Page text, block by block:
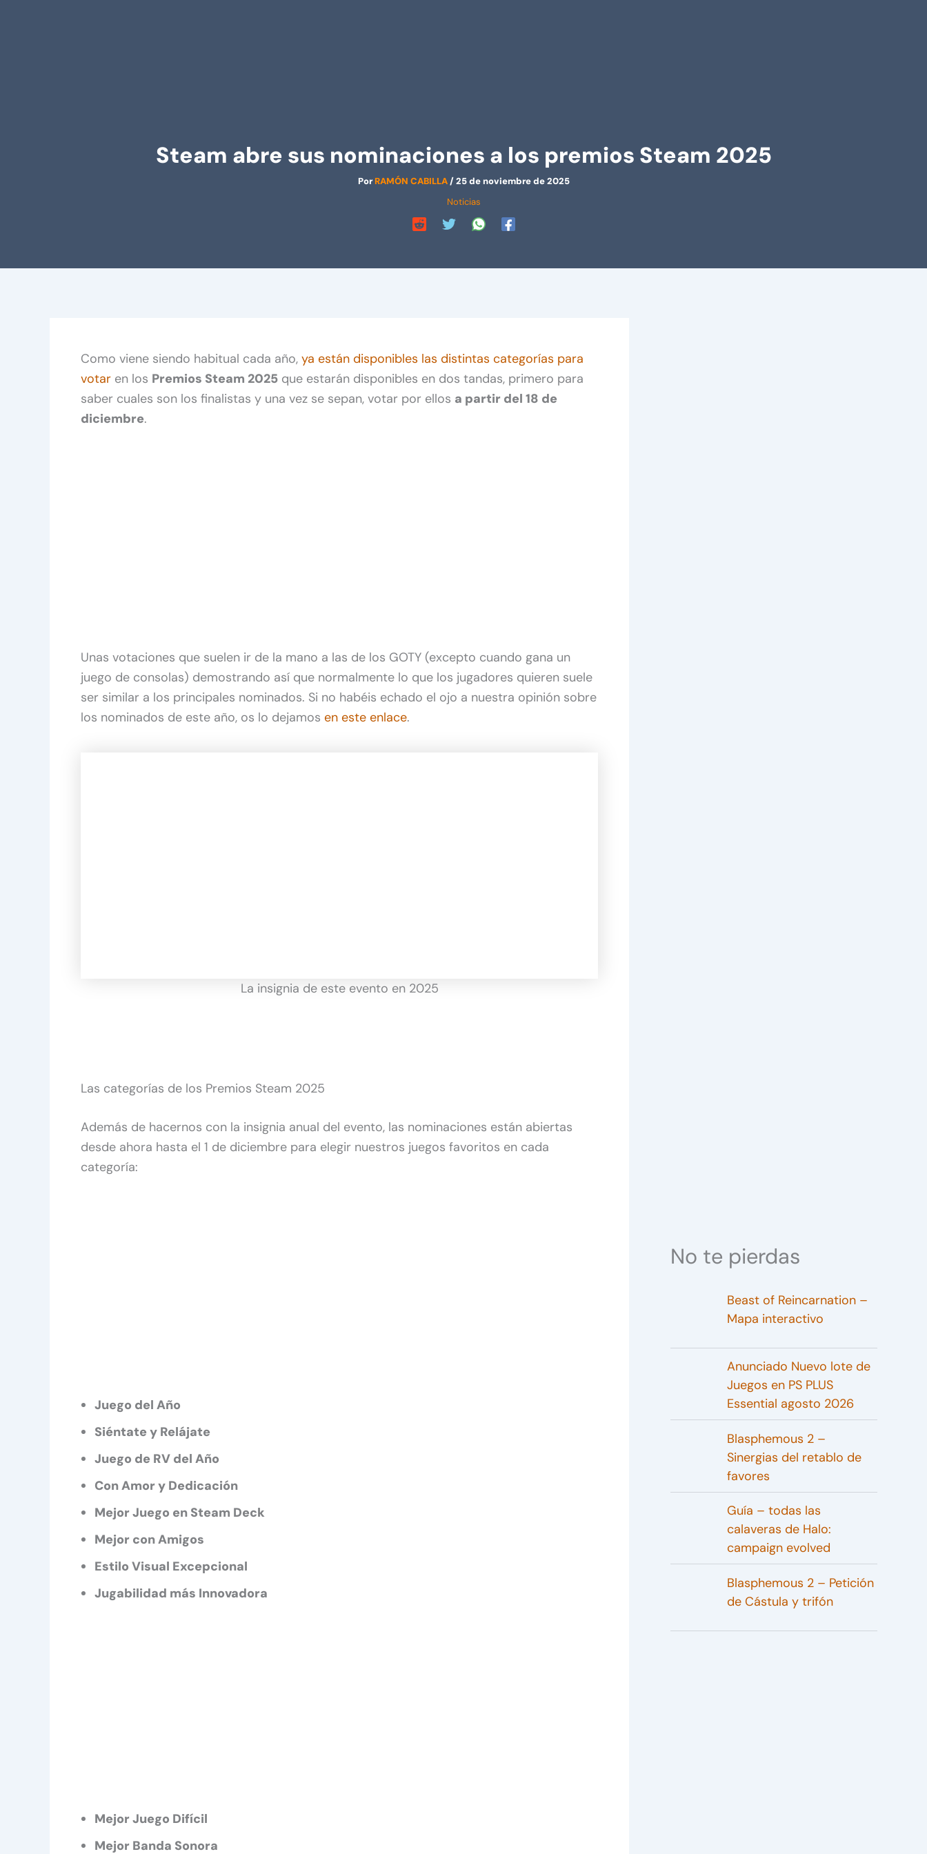
Steam abre sus nominaciones a los premios Steam 2025
PorRAMÓN CABILLA/25 de noviembre de 2025
Noticias
Como viene siendo habitual cada año, ya están disponibles las distintas categorías para
votar en los Premios Steam 2025 que estarán disponibles en dos tandas, primero para
saber cuales son los finalistas y una vez se sepan, votar por ellos a partir del 18 de
diciembre.
Unas votaciones que suelen ir de la mano a las de los GOTY (excepto cuando gana un
juego de consolas) demostrando así que normalmente lo que los jugadores quieren suele
ser similar a los principales nominados. Si no habéis echado el ojo a nuestra opinión sobre
los nominados de este año, os lo dejamos en este enlace.
La insignia de este evento en 2025
Las categorías de los Premios Steam 2025
Además de hacernos con la insignia anual del evento, las nominaciones están abiertas
desde ahora hasta el 1 de diciembre para elegir nuestros juegos favoritos en cada
categoría:
Juego del Año
Siéntate y Relájate
Juego de RV del Año
Con Amor y Dedicación
Mejor Juego en Steam Deck
Mejor con Amigos
Estilo Visual Excepcional
Jugabilidad más Innovadora
Mejor Juego Difícil
Mejor Banda Sonora
No te pierdas
Beast of Reincarnation –
Mapa interactivo
Anunciado Nuevo lote de
Juegos en PS PLUS
Essential agosto 2026
Blasphemous 2 –
Sinergias del retablo de
favores
Guía – todas las
calaveras de Halo:
campaign evolved
Blasphemous 2 – Petición
de Cástula y trifón